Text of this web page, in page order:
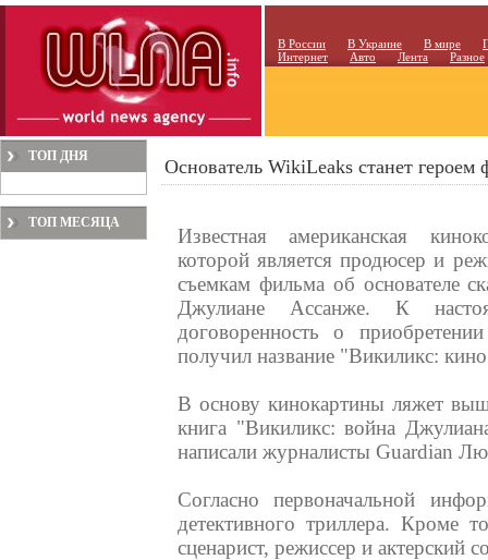
В России В Украине В мире
Интернет
Авто Лента Разное
ТОП ДНЯ
ТОП МЕСЯЦА
Основатель WikiLeaks станет героем
Известная американская
которой является продюсер и
съемкам фильма об основателе
Джулиане Ассанже. К
договоренность о
получил название "Викиликс:
В основу кинокартины ляжет
книга "Викиликс: война
написали журналисты Guardian
Согласно первоначальной
детективного триллера. Кроме
сценарист, режиссер и актерский